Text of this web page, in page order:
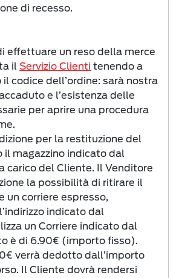
di recesso.
effettuare un reso della merce
il Servizio Clienti tenendo a
codice dell’ordine: sarà nostra
e l’esistenza delle
per aprire una procedura
per la restituzione del
il magazzino indicato dal
carico del Cliente. Il Venditore
la possibilità di ritirare il
un corriere espresso,
indicato dal
un Corriere indicato dal
è di 6.90€ (importo fisso).
verrà dedotto dall’importo
Il Cliente dovrà rendersi